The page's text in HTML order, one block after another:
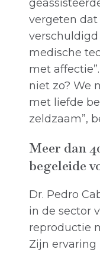
vergeten dat
verschuldigd
medische
met
niet zo? We
met liefde
zeldzaam”,
Meer dan
begeleide
Dr. Pedro
in de sector
reproductie
Zijn